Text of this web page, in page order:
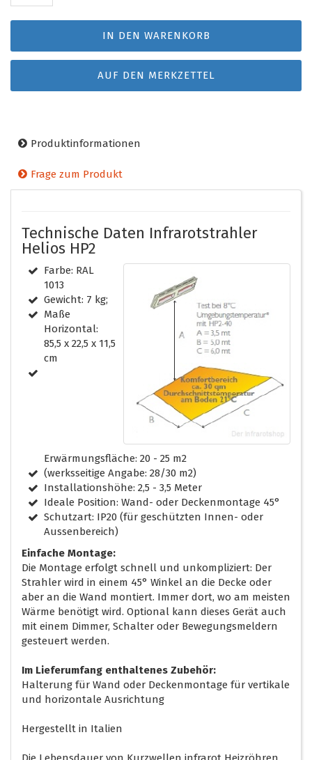
IN DEN WARENKORB
AUF DEN MERKZETTEL
Produktinformationen
Frage zum Produkt
Technische Daten Infrarotstrahler
Helios HP2
Farbe: RAL
1013
Gewicht: 7 kg;
Maße
Horizontal:
85,5 x 22,5 x 11,5
cm
Erwärmungsfläche: 20 - 25 m2
(werksseitige Angabe: 28/30 m2)
Installationshöhe: 2,5 - 3,5 Meter
Ideale Position: Wand- oder Deckenmontage 45°
Schutzart: IP20 (für geschützten Innen- oder
Aussenbereich)
Einfache Montage:
Die Montage erfolgt schnell und unkompliziert: Der
Strahler wird in einem 45° Winkel an die Decke oder
aber an die Wand montiert. Immer dort, wo am meisten
Wärme benötigt wird. Optional kann dieses Gerät auch
mit einem Dimmer, Schalter oder Bewegungsmeldern
gesteuert werden.
Im Lieferumfang enthaltenes Zubehör:
Halterung für Wand oder Deckenmontage für vertikale
und horizontale Ausrichtung
Hergestellt in Italien